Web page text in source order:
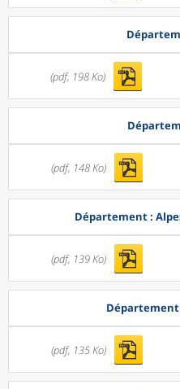
(pdf, 198 Ko)
(pdf, 148 Ko)
Département :
(pdf, 139 Ko)
Département
(pdf, 135 Ko)